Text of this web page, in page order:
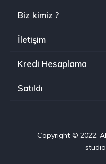
Biz kimiz ?
İletişim
Kredi Hesaplama
Satıldı
Copyright © 2022.